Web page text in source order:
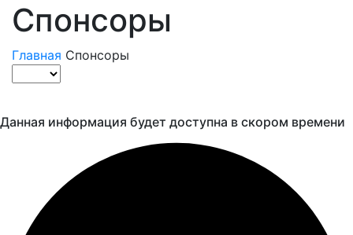
Спонсоры
Главная Спонсоры
Данная информация будет доступна в скором времени